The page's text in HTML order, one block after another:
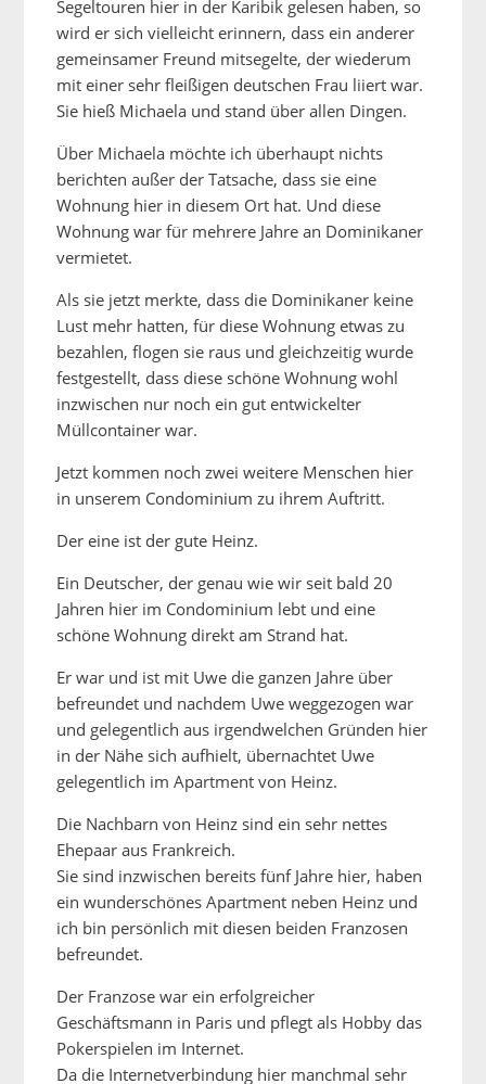
Segeltouren hier in der Karibik gelesen haben, so
wird er sich vielleicht erinnern, dass ein anderer
gemeinsamer Freund mitsegelte, der wiederum
mit einer sehr fleißigen deutschen Frau liiert war.
Sie hieß Michaela und stand über allen Dingen.
Über Michaela möchte ich überhaupt nichts
berichten außer der Tatsache, dass sie eine
Wohnung hier in diesem Ort hat. Und diese
Wohnung war für mehrere Jahre an Dominikaner
vermietet.
Als sie jetzt merkte, dass die Dominikaner keine
Lust mehr hatten, für diese Wohnung etwas zu
bezahlen, flogen sie raus und gleichzeitig wurde
festgestellt, dass diese schöne Wohnung wohl
inzwischen nur noch ein gut entwickelter
Müllcontainer war.
Jetzt kommen noch zwei weitere Menschen hier
in unserem Condominium zu ihrem Auftritt.
Der eine ist der gute Heinz.
Ein Deutscher, der genau wie wir seit bald 20
Jahren hier im Condominium lebt und eine
schöne Wohnung direkt am Strand hat.
Er war und ist mit Uwe die ganzen Jahre über
befreundet und nachdem Uwe weggezogen war
und gelegentlich aus irgendwelchen Gründen hier
in der Nähe sich aufhielt, übernachtet Uwe
gelegentlich im Apartment von Heinz.
Die Nachbarn von Heinz sind ein sehr nettes
Ehepaar aus Frankreich.
Sie sind inzwischen bereits fünf Jahre hier, haben
ein wunderschönes Apartment neben Heinz und
ich bin persönlich mit diesen beiden Franzosen
befreundet.
Der Franzose war ein erfolgreicher
Geschäftsmann in Paris und pflegt als Hobby das
Pokerspielen im Internet.
Da die Internetverbindung hier manchmal sehr